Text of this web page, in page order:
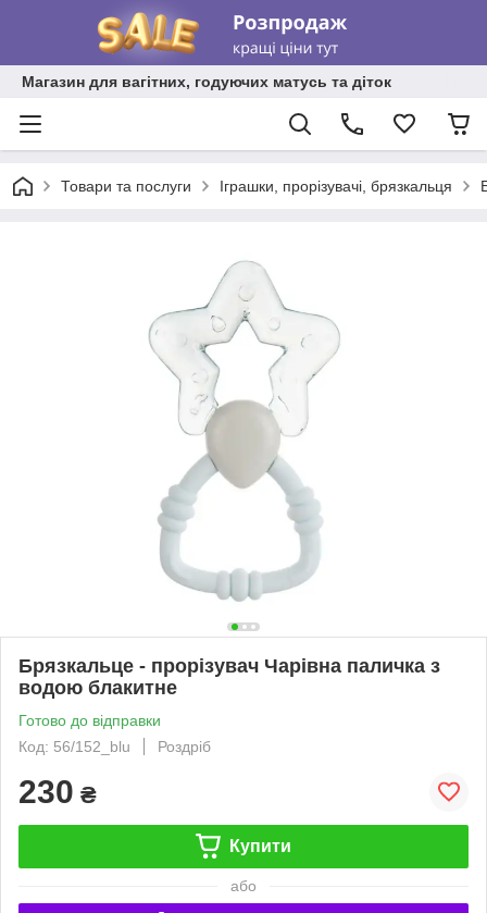
Магазин для вагітних, годуючих матусь та діток
Товари та послуги Іграшки, прорізувачі, брязкальця
Брязкальце - прорізувач Чарівна паличка з
водою блакитне
Готово до відправки
Код: 56/152_blu
Роздріб
230 ₴
Купити
або